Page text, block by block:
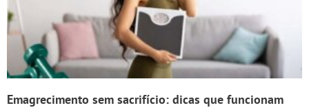
Emagrecimento sem sacrifício: dicas que funcionam